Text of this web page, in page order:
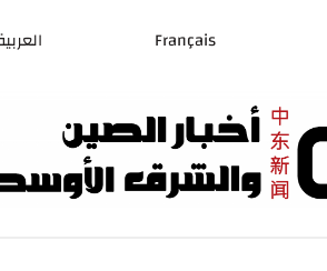
Français